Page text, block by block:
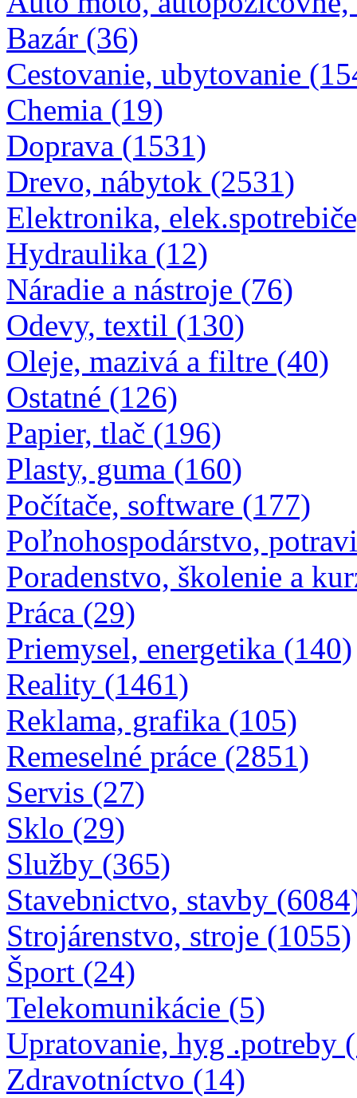
Bazár (36)
Cestovanie, ubytovanie
Chemia (19)
Doprava (1531)
Drevo, nábytok (2531)
Elektronika,
Hydraulika (12)
Náradie a nástroje (76)
Odevy, textil (130)
Oleje, mazivá a filtre (40)
Ostatné (126)
Papier, tlač (196)
Plasty, guma (160)
Počítače, software (177)
Poľnohospodárstvo,
Poradenstvo, školenie a
Práca (29)
Priemysel, energetika (140)
Reality (1461)
Reklama, grafika (105)
Remeselné práce (2851)
Servis (27)
Sklo (29)
Služby (365)
Stavebnictvo, stavby
Strojárenstvo, stroje (1055)
Šport (24)
Telekomunikácie (5)
Upratovanie, hyg .potreby
Zdravotníctvo (14)